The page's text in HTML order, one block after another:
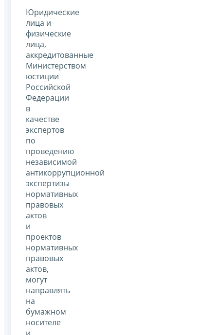
Юридические
лица и
физические
лица,
аккредитованные
Министерством
юстиции
Российской
Федерации
в
качестве
экспертов
по
проведению
независимой
антикоррупционной
экспертизы
нормативных
правовых
актов
и
проектов
нормативных
правовых
актов,
могут
направлять
на
бумажном
носителе